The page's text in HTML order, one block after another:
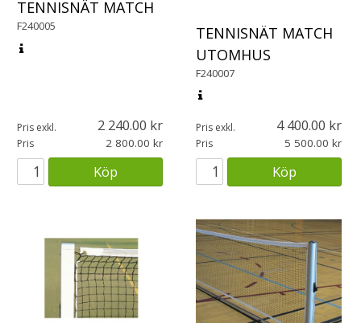
TENNISNÄT MATCH
F240005
Pris exkl. 2 240.00
Pris 2 800.00
Köp
TENNISNÄT MATCH
UTOMHUS
F240007
Pris exkl. 4 400.00
Pris 5 500.00
Köp